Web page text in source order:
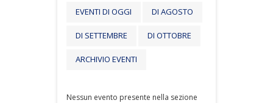
EVENTI DI OGGI DI AGOSTO
DI SETTEMBRE DI OTTOBRE
ARCHIVIO EVENTI
Nessun evento presente nella sezione